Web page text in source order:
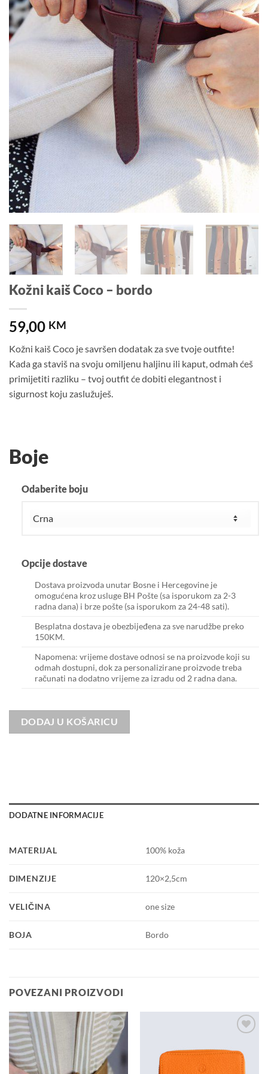
Kožni kaiš Coco – bordo
59,00 KM
Kožni kaiš Coco je savršen dodatak za sve tvoje outfite!
Kada ga staviš na svoju omiljenu haljinu ili kaput, odmah ćeš
primijetiti razliku – tvoj outfit će dobiti elegantnost i
sigurnost koju zaslužuješ.
Boje
Odaberite boju
Opcije dostave
Dostava proizvoda unutar Bosne i Hercegovine je
omogućena kroz usluge BH Pošte (sa isporukom za 2-3
radna dana) i brze pošte (sa isporukom za 24-48 sati).
Besplatna dostava je obezbijeđena za sve narudžbe preko
150KM.
Napomena: vrijeme dostave odnosi se na proizvode koji su
odmah dostupni, dok za personalizirane proizvode treba
računati na dodatno vrijeme za izradu od 2 radna dana.
DODAJ U KOŠARICU
DODATNE INFORMACIJE
MATERIJAL 100% koža
DIMENZIJE 120×2,5cm
VELIČINA one size
BOJA Bordo
POVEZANI PROIZVODI
Dodaj u
košaricu
košaricu